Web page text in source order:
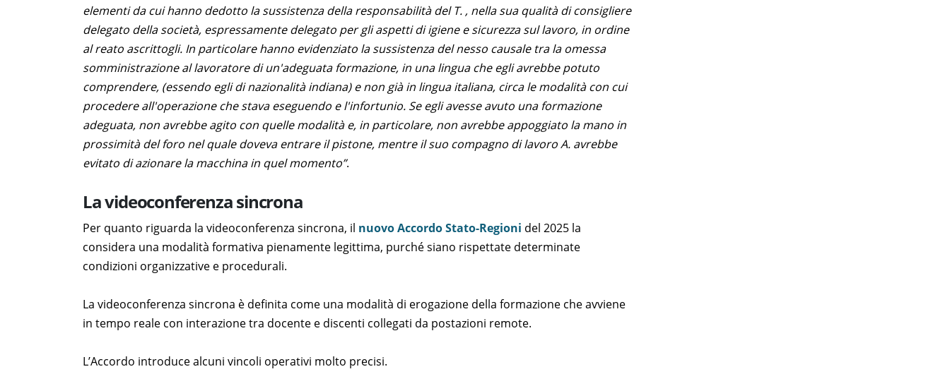
elementi da cui hanno dedotto la sussistenza della responsabilità del T. , nella sua qualità di consigliere
delegato della società, espressamente delegato per gli aspetti di igiene e sicurezza sul lavoro, in ordine
al reato ascrittogli. In particolare hanno evidenziato la sussistenza del nesso causale tra la omessa
somministrazione al lavoratore di un'adeguata formazione, in una lingua che egli avrebbe potuto
comprendere, (essendo egli di nazionalità indiana) e non già in lingua italiana, circa le modalità con cui
procedere all'operazione che stava eseguendo e l'infortunio. Se egli avesse avuto una formazione
adeguata, non avrebbe agito con quelle modalità e, in particolare, non avrebbe appoggiato la mano in
prossimità del foro nel quale doveva entrare il pistone, mentre il suo compagno di lavoro A. avrebbe
evitato di azionare la macchina in quel momento”.
La videoconferenza sincrona
Per quanto riguarda la videoconferenza sincrona, il nuovo Accordo Stato-Regioni del 2025 la
considera una modalità formativa pienamente legittima, purché siano rispettate determinate
condizioni organizzative e procedurali.
La videoconferenza sincrona è definita come una modalità di erogazione della formazione che avviene
in tempo reale con interazione tra docente e discenti collegati da postazioni remote.
L’Accordo introduce alcuni vincoli operativi molto precisi.